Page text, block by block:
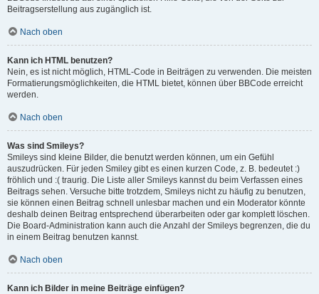
Beitragserstellung aus zugänglich ist.
Nach oben
Kann ich HTML benutzen?
Nein, es ist nicht möglich, HTML-Code in Beiträgen zu verwenden. Die meisten
Formatierungsmöglichkeiten, die HTML bietet, können über BBCode erreicht
werden.
Nach oben
Was sind Smileys?
Smileys sind kleine Bilder, die benutzt werden können, um ein Gefühl
auszudrücken. Für jeden Smiley gibt es einen kurzen Code, z. B. bedeutet :)
fröhlich und :( traurig. Die Liste aller Smileys kannst du beim Verfassen eines
Beitrags sehen. Versuche bitte trotzdem, Smileys nicht zu häufig zu benutzen,
sie können einen Beitrag schnell unlesbar machen und ein Moderator könnte
deshalb deinen Beitrag entsprechend überarbeiten oder gar komplett löschen.
Die Board-Administration kann auch die Anzahl der Smileys begrenzen, die du
in einem Beitrag benutzen kannst.
Nach oben
Kann ich Bilder in meine Beiträge einfügen?